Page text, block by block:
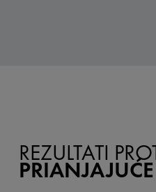
REZULTATI